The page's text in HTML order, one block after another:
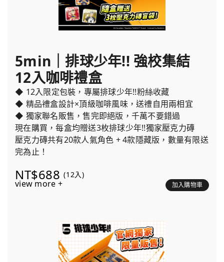
5min｜排球少年!! 強校集結
12入咖啡禮盒
◆ 12入限定包裝，專屬排球少年!!粉絲收藏
◆ 精品禮盒設計×頂級咖啡風味，送禮自用兩相宜
◆ 獨家聯名販售，售完即絕版，千萬不要錯過
現在購買，每盒均贈送3枚排球少年!!獨家壓克力磚
壓克力磚共有20款人氣角色 + 4款隱藏版，數量有限送
完為止！
NT$688 (12入)
view more + 加入購物車